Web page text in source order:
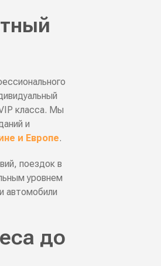
класса. Мы
и
и Европе.
поездок в
уровнем
автомобили
до